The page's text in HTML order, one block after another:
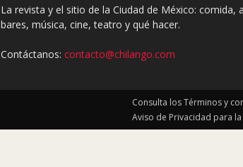
La revista y el sitio de la Ciudad de México: comida,
bares, música, cine, teatro y qué hacer.
Contáctanos: contacto@chilango.com
Consulta los Términos y
Aviso de Privacidad para